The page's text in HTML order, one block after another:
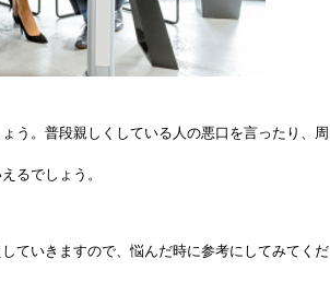
う。普段親しくしている人の悪口を言ったり、周
るでしょう。
ていきますので、悩んだ時に参考にしてみてくだ